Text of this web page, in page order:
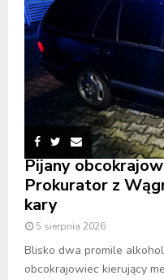
Pijany
Prokurator z
kary
5 sierpnia 2026
Blisko dwa promile
obcokrajowiec kierujący